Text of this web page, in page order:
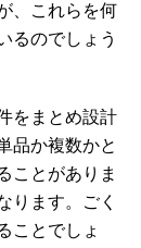
、これらを何
るのでしょう
をまとめ設計
品か複数かと
ことがありま
ります。ごく
ことでしょ